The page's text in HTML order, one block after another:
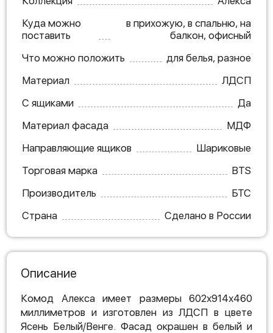
Куда можно
поставить
в прихожую, в спальню, на
балкон, офисный
Что можно положить
для белья, разное
Материал
ЛДСП
С ящиками
Да
Материал фасада
МДФ
Направляющие ящиков
Шариковые
Торговая марка
BTS
Производитель
БТС
Страна
Сделано в России
Описание
Комод Алекса имеет размеры 602х914х460
миллиметров и изготовлен из ЛДСП в цвете
Ясень Белый/Венге. Фасад окрашен в белый и